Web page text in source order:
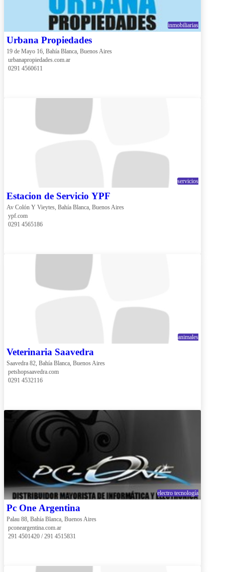
inmobiliarias
Urbana Propiedades
19 de Mayo 16, Bahía Blanca, Buenos Aires
urbanapropiedades.com.ar
0291 4560611
servicios
Estacion de Servicio YPF
Av Colón Y Vieytes, Bahía Blanca, Buenos Aires
ypf.com
0291 4565186
animales
Veterinaria Saavedra
Saavedra 82, Bahía Blanca, Buenos Aires
petshopsaavedra.com
0291 4532116
electro tecnología
Pc One Argentina
Palau 88, Bahía Blanca, Buenos Aires
pconeargentina.com.ar
291 4501420 / 291 4515831